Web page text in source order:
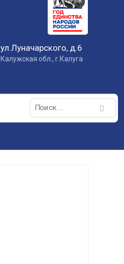
ул.Луначарского, д.6
Калужская обл., г.Калуга
Поиск: